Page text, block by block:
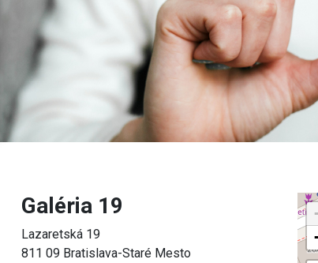
Galéria 19
Lazaretská 19
811 09 Bratislava-Staré Mesto